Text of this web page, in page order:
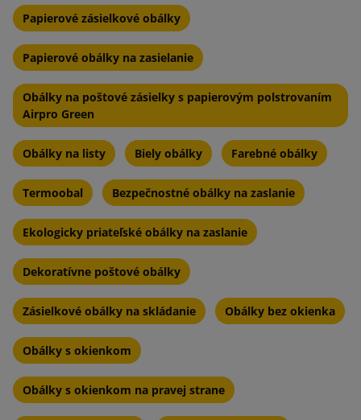
Papierové zásielkové obálky
Papierové obálky na zasielanie
Obálky na poštové zásielky s papierovým polstrovaním
Airpro Green
Obálky na listy Biely obálky Farebné obálky
Termoobal Bezpečnostné obálky na zaslanie
Ekologicky priateľské obálky na zaslanie
Dekoratívne poštové obálky
Zásielkové obálky na skládanie Obálky bez okienka
Obálky s okienkom
Obálky s okienkom na pravej strane